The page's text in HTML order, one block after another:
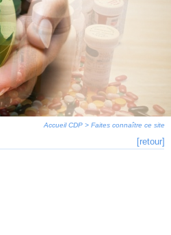
Accueil CDP > Faites connaître ce site
[retour]